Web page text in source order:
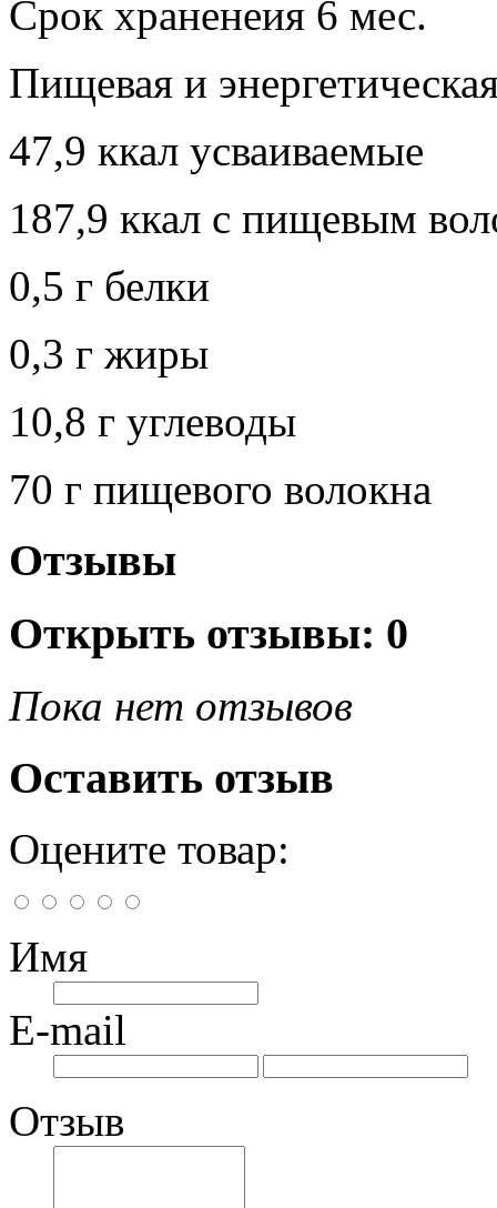
Срок храненеия 6 мес.
Пищевая и
47,9 ккал усваиваемые
187,9 ккал с пищевым
0,5 г белки
0,3 г жиры
10,8 г углеводы
70 г пищевого волокна
Отзывы
Открыть отзывы: 0
Пока нет отзывов
Оставить отзыв
Оцените товар:
Имя
E-mail
Отзыв